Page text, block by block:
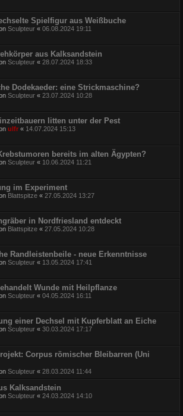
Spielfigur aus Weißbuche
Sculpteur « 06.08.2024 19:11
aus Kalksandstein
Sculpteur « 28.07.2024 18:33
Dodekaeder: eine Strickmaschine?
Sculpteur « 23.07.2024 10:28
litten unter der Pest
ulfr « 14.07.2024 15:13
bereits im alten Ägypten?
Sculpteur « 10.06.2024 11:21
im Experiment
Blattspitze « 27.05.2024 13:27
in Nordfriesland entdeckt
Blattspitze « 27.05.2024 10:28
Randleistenbeile - neue Erkenntnisse
Sculpteur « 13.05.2024 17:41
Wunde mit Heilpflanze
Sculpteur « 04.05.2024 16:11
einer Dechsel mit Kupferblatt an Eiche
Sculpteur « 30.03.2024 17:17
Corpus römischer Bleibarren (Uni
Sculpteur « 28.03.2024 11:44
Kalksandstein
Sculpteur « 24.03.2024 14:10